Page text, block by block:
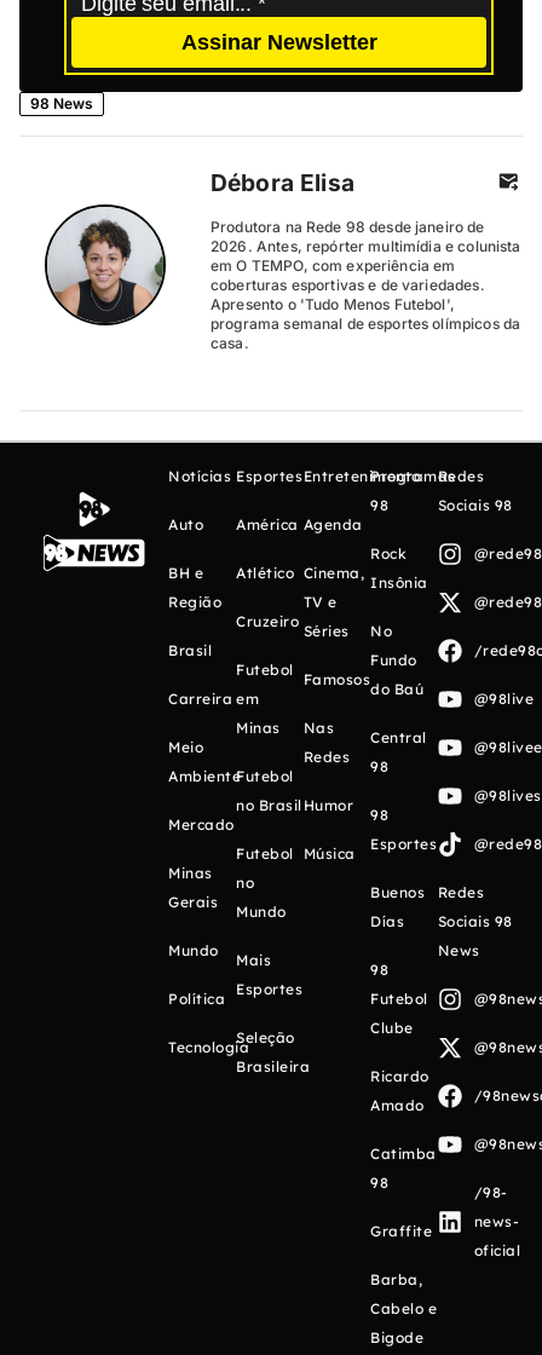
Assinar Newsletter
98 News
Débora Elisa
Produtora na Rede 98 desde janeiro de
2026. Antes, repórter multimídia e colunista
em O TEMPO, com experiência em
coberturas esportivas e de variedades.
Apresento o 'Tudo Menos Futebol',
programa semanal de esportes olímpicos da
casa.
Notícias
Auto
BH e
Região
Brasil
Carreira
Meio
Ambiente
Mercado
Minas
Gerais
Mundo
Política
Tecnologia
Esportes
América
Atlético
Cruzeiro
Futebol
em
Minas
Futebol
no Brasil
Futebol
no
Mundo
Mais
Esportes
Seleção
Brasileira
Entretenimento
Agenda
Cinema,
TV e
Séries
Famosos
Nas
Redes
Humor
Música
Programas
98
Rock
Insônia
No
Fundo
do Baú
Central
98
98
Esportes
Buenos
Días
98
Futebol
Clube
Ricardo
Amado
Catimba
98
Graffite
Barba,
Cabelo e
Bigode
Redes
Sociais 98
/
@98live
Redes
Sociais 98
News
/
/98-
news-
oficial